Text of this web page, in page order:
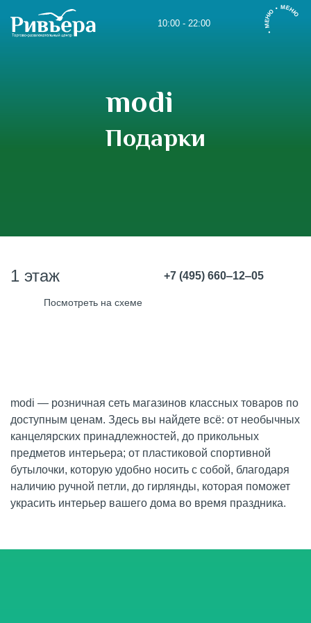
10:00 - 22:00 • МЕНЮ • МЕНЮ
modi
Подарки
1 этаж
Посмотреть на схеме
+7 (495) 660‒12‒05
modi — розничная сеть магазинов классных товаров по
доступным ценам. Здесь вы найдете всё: от необычных
канцелярских принадлежностей, до прикольных
предметов интерьера; от пластиковой спортивной
бутылочки, которую удобно носить с собой, благодаря
наличию ручной петли, до гирлянды, которая поможет
украсить интерьер вашего дома во время праздника.